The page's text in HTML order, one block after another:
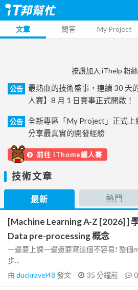
文章 問答 My Project
按讚加入 iThelp 粉
公告
最熱血的技術盛事，連續 30 天
人賽】8 月 1 日賽事正式開啟！
公告
全新專區「My Project」正式上
分享最真實的開發經驗
前往 iThome鐵人賽
技術文章
最新 熱門
[Machine Learning A-Z [2026] ]
Data pre-processing 概念
一邊要上課一邊還要寫這個不容易! 整個
步...
由 duckravel48 發文 35 分鐘前 0